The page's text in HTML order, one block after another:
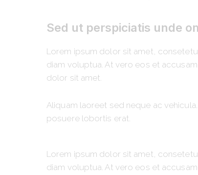
Sed ut perspiciatis unde
Lorem ipsum dolor sit amet,
diam voluptua. At vero eos et
dolor sit amet.
Aliquam laoreet sed neque ac
posuere lobortis erat.
Lorem ipsum dolor sit amet,
diam voluptua. At vero eos et